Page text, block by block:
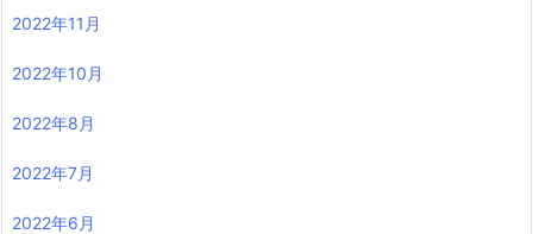
2022年11月
2022年10月
2022年8月
2022年7月
2022年6月